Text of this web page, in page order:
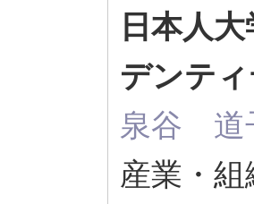
日本人
デンテ
泉谷 道
産業・